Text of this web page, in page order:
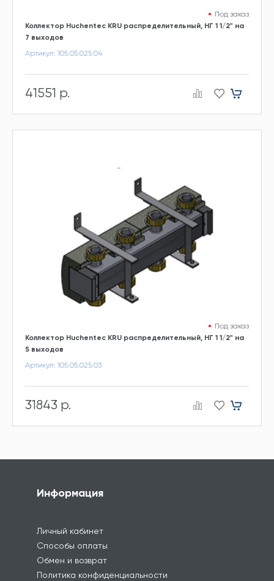
Под заказ
Коллектор Huchentec KRU распределительный, НГ 1 1/2" на
7 выходов
Артикул: 105.05.025.04
41551 р.
Под заказ
Коллектор Huchentec KRU распределительный, НГ 1 1/2" на
5 выходов
Артикул: 105.05.025.03
31843 р.
Информация
Личный кабинет
Способы оплаты
Обмен и возврат
Политика конфиденциальности